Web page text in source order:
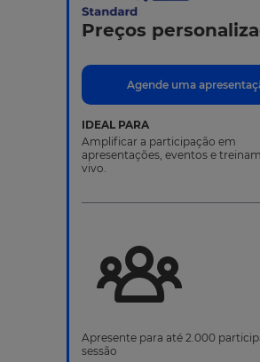
Preços
Agende uma
IDEAL PARA
Amplificar a participação em
apresentações, eventos e
vivo.
Apresente para até 2.000
sessão